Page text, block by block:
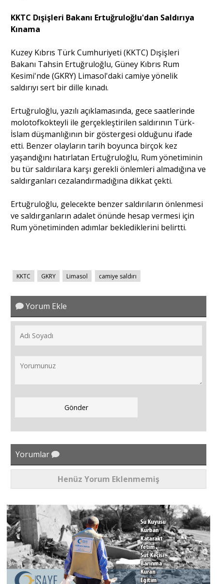
KKTC Dışişleri Bakanı Ertuğruloğlu'dan Saldırıya
Kınama
Kuzey Kıbrıs Türk Cumhuriyeti (KKTC) Dışişleri
Bakanı Tahsin Ertuğruloğlu, Güney Kıbrıs Rum
Kesimi'nde (GKRY) Limasol'daki camiye yönelik
saldırıyı sert bir dille kınadı.
Ertuğruloğlu, yazılı açıklamasında, gece saatlerinde
molotofkokteyli ile gerçekleştirilen saldırının Türk-
İslam düşmanlığının bir göstergesi olduğunu ifade
etti. Benzer olayların tarih boyunca birçok kez
yaşandığını hatırlatan Ertuğruloğlu, Rum yönetiminin
bu tür saldırılara karşı gerekli önlemleri almadığına ve
saldırganları cezalandırmadığına dikkat çekti.
Ertuğruloğlu, gelecekte benzer saldırıların önlenmesi
ve saldırganların adalet önünde hesap vermesi için
Rum yönetiminden adımlar beklediklerini belirtti.
KKTC GKRY Limasol camiye saldırı
Yorum Ekle
Yorumlar
Henüz Yorum Eklenmemiş